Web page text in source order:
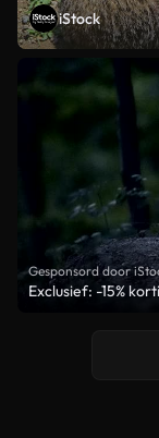
iStock
Gesponsord door
Exclusief: -15%